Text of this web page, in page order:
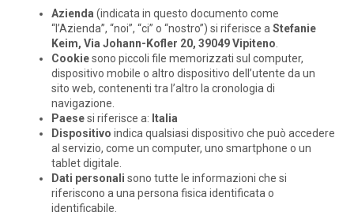
Azienda (indicata in questo documento come
“l’Azienda”, “noi”, “ci” o “nostro”) si riferisce a Stefanie
Keim, Via Johann-Kofler 20, 39049 Vipiteno
Cookiesono piccoli file memorizzati sul computer,
dispositivo mobile o altro dispositivo dell’utente da un
sito web, contenenti tra l’altro la cronologia di
navigazione.
Paesesi riferisce a: Italia
Dispositivo indica qualsiasi dispositivo che può accedere
al servizio, come un computer, uno smartphone o un
tablet digitale.
Dati personali sono tutte le informazioni che si
riferiscono a una persona fisica identificata o
identificabile.